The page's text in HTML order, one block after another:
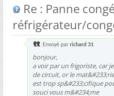
Re : Panne
réfrigérateur/
Envoyé par richard 31
bonjour,
a voir par un frigoriste, car
de circuit, or le
est trop sp&#233;cifique
souci vous m&#234;me